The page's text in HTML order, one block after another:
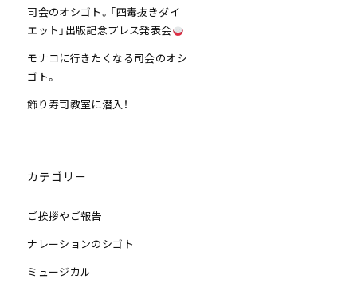
司会のオシゴト。「四毒抜きダイ
エット」出版記念プレス発表会
モナコに行きたくなる司会のオシ
ゴト。
飾り寿司教室に潜入！
カテゴリー
ご挨拶やご報告
ナレーションのシゴト
ミュージカル